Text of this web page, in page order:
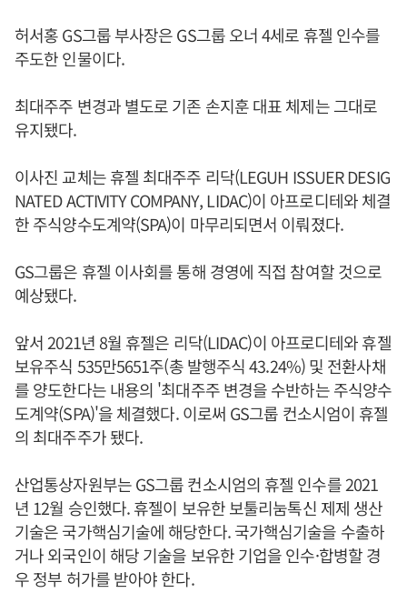
허서홍 GS그룹 부사장은 GS그룹 오너 4세로 휴젤 인수를
주도한 인물이다.
최대주주 변경과 별도로 기존 손지훈 대표 체제는 그대로
유지됐다.
이사진 교체는 휴젤 최대주주 리닥(LEGUH ISSUER DESIG
NATED ACTIVITY COMPANY, LIDAC)이 아프로디테와 체결
한 주식양수도계약(SPA)이 마무리되면서 이뤄졌다.
GS그룹은 휴젤 이사회를 통해 경영에 직접 참여할 것으로
예상됐다.
앞서 2021년 8월 휴젤은 리닥(LIDAC)이 아프로디테와 휴젤
보유주식 535만5651주(총 발행주식 43.24%) 및 전환사채
를 양도한다는 내용의 '최대주주 변경을 수반하는 주식양수
도계약(SPA)'을 체결했다. 이로써 GS그룹 컨소시엄이 휴젤
의 최대주주가 됐다.
산업통상자원부는 GS그룹 컨소시엄의 휴젤 인수를 2021
년 12월 승인했다. 휴젤이 보유한 보툴리눔톡신 제제 생산
기술은 국가핵심기술에 해당한다. 국가핵심기술을 수출하
거나 외국인이 해당 기술을 보유한 기업을 인수·합병할 경
우 정부 허가를 받아야 한다.